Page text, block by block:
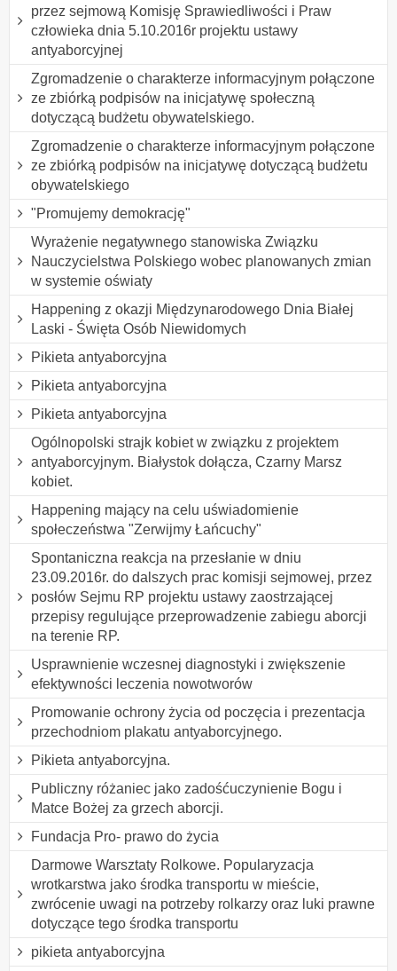
przez sejmową Komisję Sprawiedliwości i Praw
człowieka dnia 5.10.2016r projektu ustawy
antyaborcyjnej
Zgromadzenie o charakterze informacyjnym połączone
ze zbiórką podpisów na inicjatywę społeczną
dotyczącą budżetu obywatelskiego.
Zgromadzenie o charakterze informacyjnym połączone
ze zbiórką podpisów na inicjatywę dotyczącą budżetu
obywatelskiego
"Promujemy demokrację"
Wyrażenie negatywnego stanowiska Związku
Nauczycielstwa Polskiego wobec planowanych zmian
w systemie oświaty
Happening z okazji Międzynarodowego Dnia Białej
Laski - Święta Osób Niewidomych
Pikieta antyaborcyjna
Pikieta antyaborcyjna
Pikieta antyaborcyjna
Ogólnopolski strajk kobiet w związku z projektem
antyaborcyjnym. Białystok dołącza, Czarny Marsz
kobiet.
Happening mający na celu uświadomienie
społeczeństwa "Zerwijmy Łańcuchy"
Spontaniczna reakcja na przesłanie w dniu
23.09.2016r. do dalszych prac komisji sejmowej, przez
posłów Sejmu RP projektu ustawy zaostrzającej
przepisy regulujące przeprowadzenie zabiegu aborcji
na terenie RP.
Usprawnienie wczesnej diagnostyki i zwiększenie
efektywności leczenia nowotworów
Promowanie ochrony życia od poczęcia i prezentacja
przechodniom plakatu antyaborcyjnego.
Pikieta antyaborcyjna.
Publiczny różaniec jako zadośćuczynienie Bogu i
Matce Bożej za grzech aborcji.
Fundacja Pro- prawo do życia
Darmowe Warsztaty Rolkowe. Popularyzacja
wrotkarstwa jako środka transportu w mieście,
zwrócenie uwagi na potrzeby rolkarzy oraz luki prawne
dotyczące tego środka transportu
pikieta antyaborcyjna